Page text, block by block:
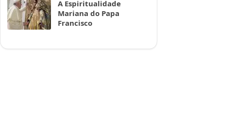
A Espiritualidade
Mariana do Papa
Francisco